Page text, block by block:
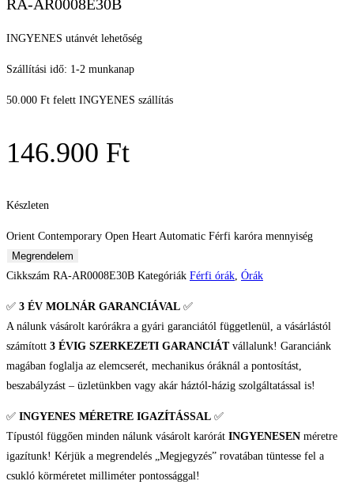
RA-AR0008E30B
INGYENES utánvét lehetőség
Szállítási idő: 1-2 munkanap
50.000 Ft felett INGYENES szállítás
146.900 Ft
Készleten
Orient Contemporary Open Heart Automatic Férfi karóra mennyiség
Megrendelem
Cikkszám RA-AR0008E30B Kategóriák Férfi órák, Órák
✅ 3 ÉV MOLNÁR GARANCIÁVAL ✅
A nálunk vásárolt karórákra a gyári garanciától függetlenül, a vásárlástól
számított 3 ÉVIG SZERKEZETI GARANCIÁTvállalunk! Garanciánk
magában foglalja az elemcserét, mechanikus óráknál a pontosítást,
beszabályzást – üzletünkben vagy akár háztól-házig szolgáltatással is!
✅ INGYENES MÉRETRE IGAZÍTÁSSAL ✅
Típustól függően minden nálunk vásárolt karórát INGYENESEN méretre
igazítunk! Kérjük a megrendelés „Megjegyzés” rovatában tüntesse fel a
csukló körméretet milliméter pontossággal!